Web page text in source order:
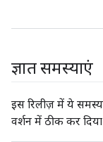
ज्ञात समस्याएं
इस रिलीज़ में ये
वर्शन में ठीक कर दिया